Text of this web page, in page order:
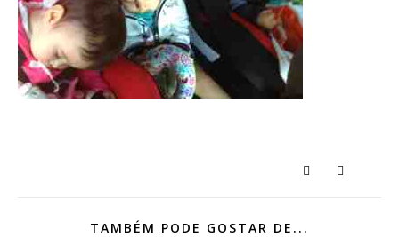
TAMBÉM PODE GOSTAR DE...